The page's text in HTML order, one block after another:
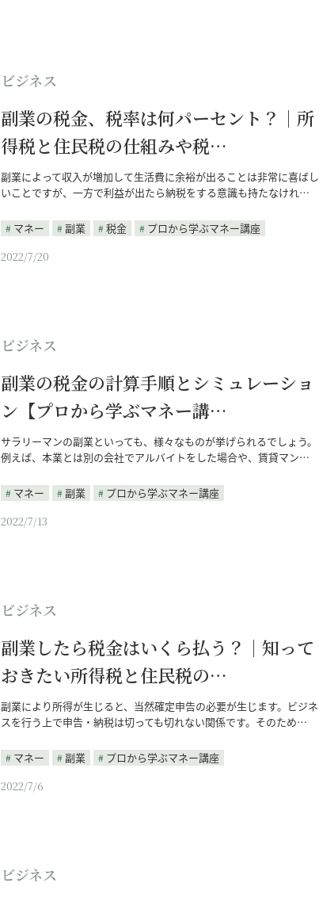
ビジネス
副業の税金、税率は何パーセント？｜所
得税と住民税の仕組みや税…
副業によって収入が増加して生活費に余裕が出ることは非常に喜ばし
いことですが、一方で利益が出たら納税をする意識も持たなけれ…
マネー 副業 税金
プロから学ぶマネー講座
2022/7/20
ビジネス
副業の税金の計算手順とシミュレーショ
ン【プロから学ぶマネー講…
サラリーマンの副業といっても、様々なものが挙げられるでしょう。
例えば、本業とは別の会社でアルバイトをした場合や、賃貸マン…
マネー 副業
プロから学ぶマネー講座
2022/7/13
ビジネス
副業したら税金はいくら払う？｜知って
おきたい所得税と住民税の…
副業により所得が生じると、当然確定申告の必要が生じます。ビジネ
スを行う上で申告・納税は切っても切れない関係です。そのため…
マネー 副業
プロから学ぶマネー講座
2022/7/6
ビジネス